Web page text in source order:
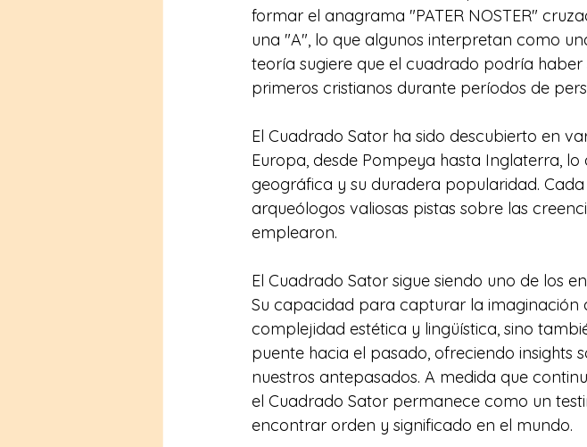
formar el anagrama "PATER NOSTER"
una "A", lo que algunos interpretan como
teoría sugiere que el cuadrado podría
primeros cristianos durante períodos de
El Cuadrado Sator ha sido descubierto en
Europa, desde Pompeya hasta Inglaterra,
geográfica y su duradera popularidad.
arqueólogos valiosas pistas sobre las
emplearon.
El Cuadrado Sator sigue siendo uno de los
Su capacidad para capturar la imaginación
complejidad estética y lingüística, sino
puente hacia el pasado, ofreciendo insights
nuestros antepasados. A medida que
el Cuadrado Sator permanece como un
encontrar orden y significado en el mundo.